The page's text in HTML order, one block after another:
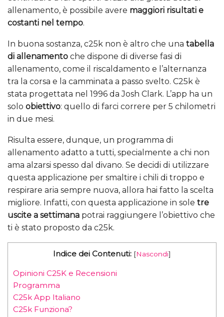
allenamento, è possibile avere maggiori risultati e
costanti nel tempo.
In buona sostanza, c25k non è altro che una tabella
di allenamento che dispone di diverse fasi di
allenamento, come il riscaldamento e l’alternanza
tra la corsa e la camminata a passo svelto. C25k è
stata progettata nel 1996 da Josh Clark. L’app ha un
solo obiettivo: quello di farci correre per 5 chilometri
in due mesi.
Risulta essere, dunque, un programma di
allenamento adatto a tutti, specialmente a chi non
ama alzarsi spesso dal divano. Se decidi di utilizzare
questa applicazione per smaltire i chili di troppo e
respirare aria sempre nuova, allora hai fatto la scelta
migliore. Infatti, con questa applicazione in sole tre
uscite a settimana potrai raggiungere l’obiettivo che
ti è stato proposto da c25k.
Indice dei Contenuti: [Nascondi]
Opinioni C25K e Recensioni
Programma
C25k App Italiano
C25k Funziona?